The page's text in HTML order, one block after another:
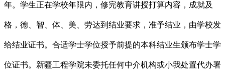
年。学生正在学校年限内，修完教育讲授打算内容，成就及
格，德、智、体、美、劳达到结业要求，准予结业，由学校发
给结业证书。合适学士学位授予前提的本科结业生颁布学士学
位证书。新疆工程学院未委托任何中介机构或小我处置代办署